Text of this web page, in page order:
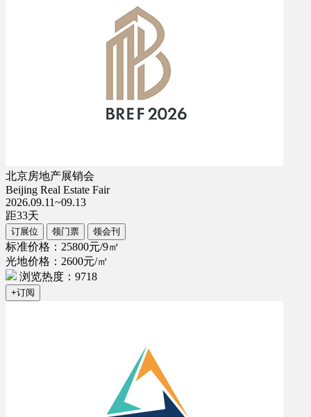
北京房地产展销会
Beijing Real Estate Fair
2026.09.11~09.13
距33天
订展位 领门票 领会刊
标准价格：25800元/9㎡
光地价格：2600元/㎡
浏览热度：9718
+订阅